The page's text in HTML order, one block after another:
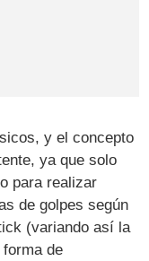
y el concepto
ya que solo
para realizar
de golpes según
(variando así la
de